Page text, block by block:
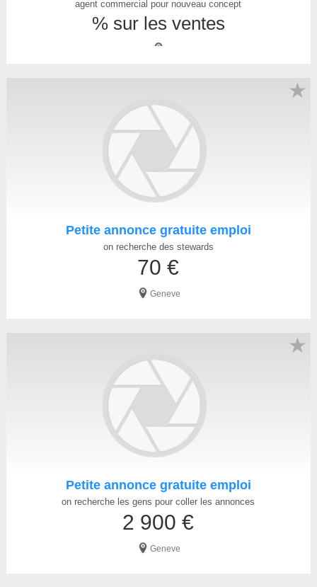
agent commercial pour nouveau concept
% sur les ventes
Petite annonce gratuite emploi
on recherche des stewards
70 €
Geneve
★
Petite annonce gratuite emploi
on recherche les gens pour coller les annonces
2 900 €
Geneve
★